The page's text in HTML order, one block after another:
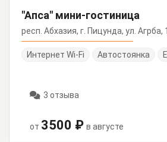
"Апса" мини-гостиница
респ. Абхазия, г. Пицунда, ул. Агрба,
Интернет Wi-Fi Автостоянка
3 отзыва
от 3500 ₽ в августе